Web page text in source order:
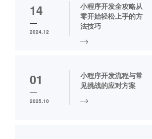
14
2024.12
小程序开发全攻略从
零开始轻松上手的方
法技巧
01
2025.10
小程序开发流程与常
见挑战的应对方案